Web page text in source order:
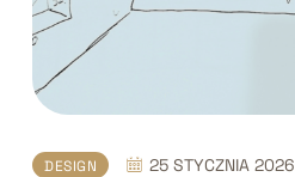
DESIGN 25 STYCZNIA 2026